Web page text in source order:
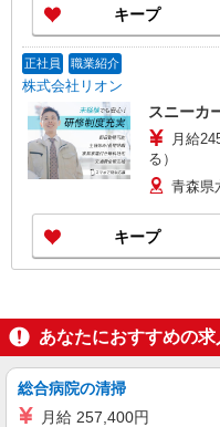
キープ
正社員 職業紹介
株式会社リオン
スニーカ
月給
る）
青森県
キープ
あなたにおすすめの求
総合病院の清掃
月給 257,400円